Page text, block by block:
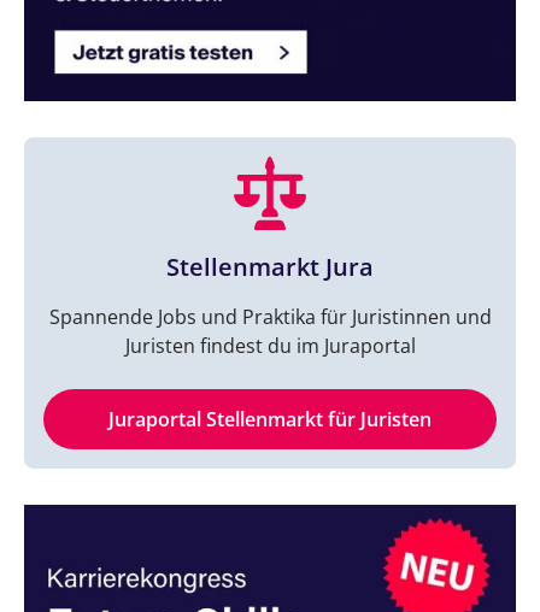
Stellenmarkt Jura
Spannende Jobs und Praktika für Juristinnen und
Juristen findest du im Juraportal
Juraportal Stellenmarkt für Juristen